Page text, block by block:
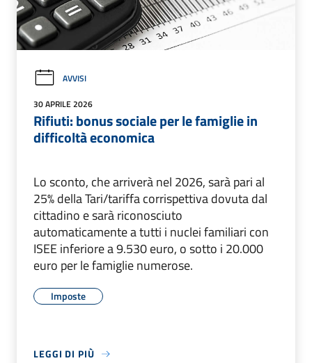
AVVISI
30 APRILE 2026
Rifiuti: bonus sociale per le famiglie in
difficoltà economica
Lo sconto, che arriverà nel 2026, sarà pari al
25% della Tari/tariffa corrispettiva dovuta dal
cittadino e sarà riconosciuto
automaticamente a tutti i nuclei familiari con
ISEE inferiore a 9.530 euro, o sotto i 20.000
euro per le famiglie numerose.
Imposte
LEGGI DI PIÙ